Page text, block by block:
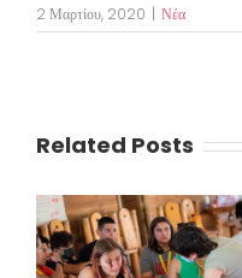
2 Μαρτίου, 2020 | Νέα
Related Posts